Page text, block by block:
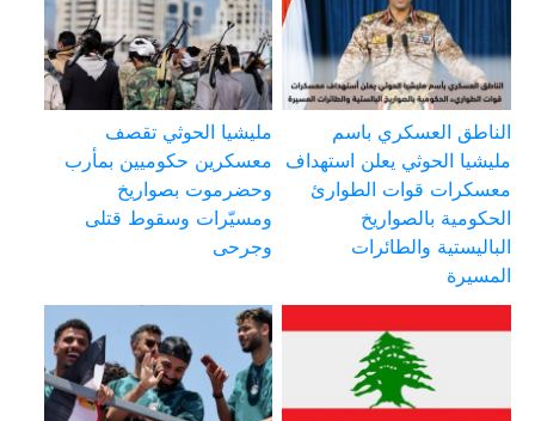
الناطق العسكري باسم
مليشيا الحوثي يعلن استهداف
معسكرات قوات الطوارئ
الحكومية بالصواريخ
الباليستية والطائرات
المسيرة
مليشيا الحوثي تقصف
معسكرين حكوميين بمأرب
وحضرموت بصواريخ
ومسيّرات وسقوط قتلى
وجرحى